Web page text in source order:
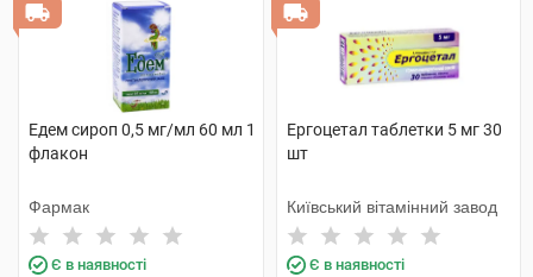
Едем сироп 0,5 мг/мл 60 мл 1
флакон
Фармак
Є в наявності
Ергоцетал таблетки 5 мг 30
шт
Київський вітамінний завод
Є в наявності